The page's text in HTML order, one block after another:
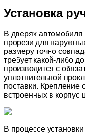
Установка
В дверях
прорези для
размеру точно
требует какой-либо
производится с
уплотнительной
поставки. Крепление
встроенных в корпус
В процессе